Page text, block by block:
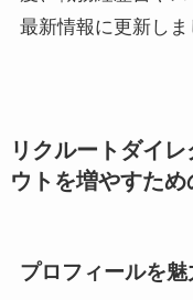
最新情報に更新しま
リクルートダイ
ウトを増やすた
プロフィールを